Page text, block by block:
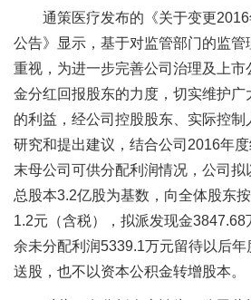
通策医疗发布的《关于变更
公告》显示，基于对监管部门的监
重视，为进一步完善公司治理及上
金分红回报股东的力度，切实维护
的利益，经公司控股股东、实际控
研究和提出建议，结合公司2016年
末母公司可供分配利润情况，公司
总股本3.2亿股为基数，向全体股东
1.2元（含税），拟派发现金3847.68
余未分配利润5339.1万元留待以后
送股，也不以资本公积金转增股本。